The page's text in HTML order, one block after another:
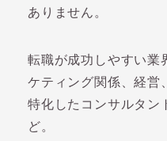
ありません。
転職が成功しやすい業
ケティング関係、経営
特化したコンサルタン
ど。